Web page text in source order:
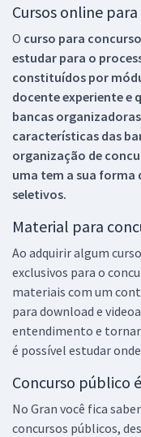
Cursos online
O curso para
estudar para o
constituídos por
docente experiente e
bancas
características das
organização de
uma tem a sua forma
seletivos.
Material para
Ao adquirir algum
exclusivos para o
materiais com um
para download e
entendimento e
é possível estudar
Concurso público
No Gran você fica
concursos públicos,